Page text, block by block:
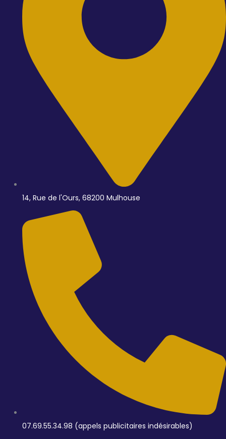
14, Rue de l'Ours, 68200 Mulhouse
07.69.55.34.98 (appels publicitaires indésirables)